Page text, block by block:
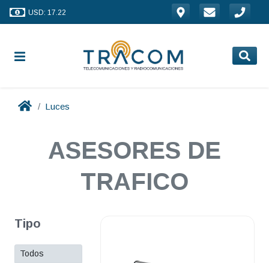
USD: 17.22
Luces
ASESORES DE
TRAFICO
Tipo
Todos